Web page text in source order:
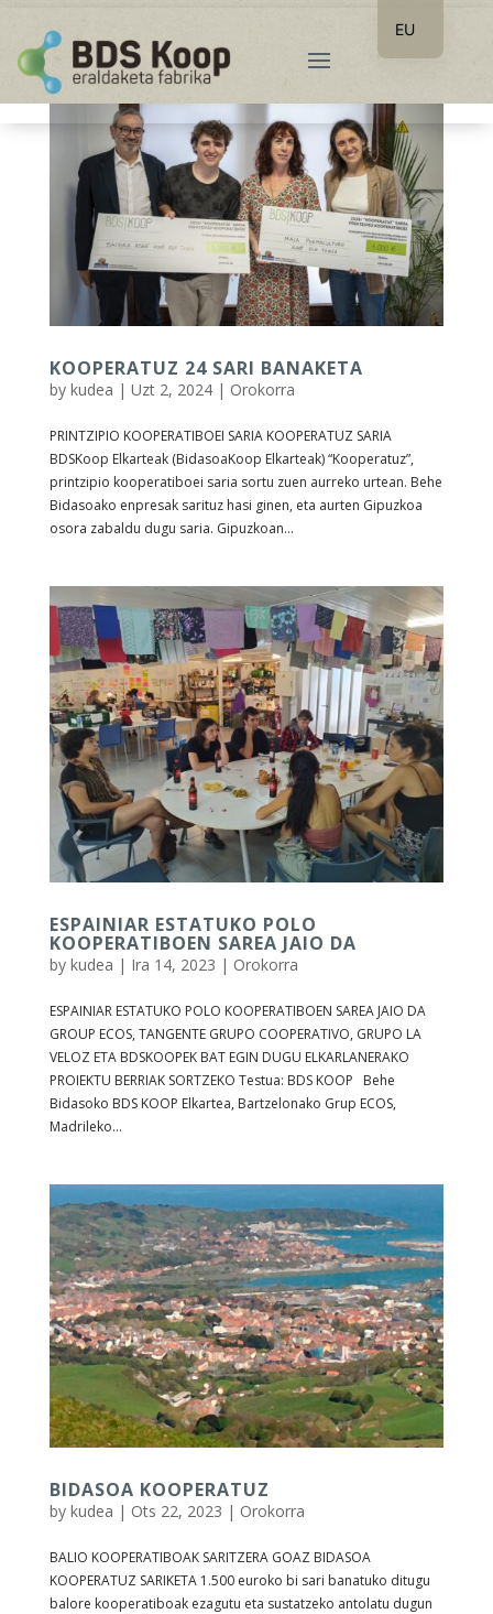
KOOPERATUZ 24 SARI BANAKETA
by kudea | Uzt 2, 2024| Orokorra
PRINTZIPIO KOOPERATIBOEI SARIA KOOPERATUZ SARIA
BDSKoop Elkarteak (BidasoaKoop Elkarteak) “Kooperatuz”,
printzipio kooperatiboei saria sortu zuen aurreko urtean. Behe
Bidasoako enpresak sarituz hasi ginen, eta aurten Gipuzkoa
osora zabaldu dugu saria. Gipuzkoan...
ESPAINIAR ESTATUKO POLO
KOOPERATIBOEN SAREA JAIO DA
by kudea | Ira 14, 2023 | Orokorra
ESPAINIAR ESTATUKO POLO KOOPERATIBOEN SAREA JAIO DA
GROUP ECOS, TANGENTE GRUPO COOPERATIVO, GRUPO LA
VELOZ ETA BDSKOOPEK BAT EGIN DUGU ELKARLANERAKO
PROIEKTU BERRIAK SORTZEKO Testua: BDS KOOP Behe
Bidasoko BDS KOOP Elkartea, Bartzelonako Grup ECOS,
Madrileko...
BIDASOA KOOPERATUZ
by kudea | Ots 22, 2023 | Orokorra
BALIO KOOPERATIBOAK SARITZERA GOAZ BIDASOA
KOOPERATUZ SARIKETA 1.500 euroko bi sari banatuko ditugu
balore kooperatiboak ezagutu eta sustatzeko antolatu dugun
EU